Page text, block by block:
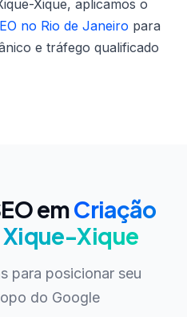
Xique, aplicamos o
no Rio de Janeiro para
e tráfego qualificado
emCriação
Xique-Xique
para posicionar seu
do Google